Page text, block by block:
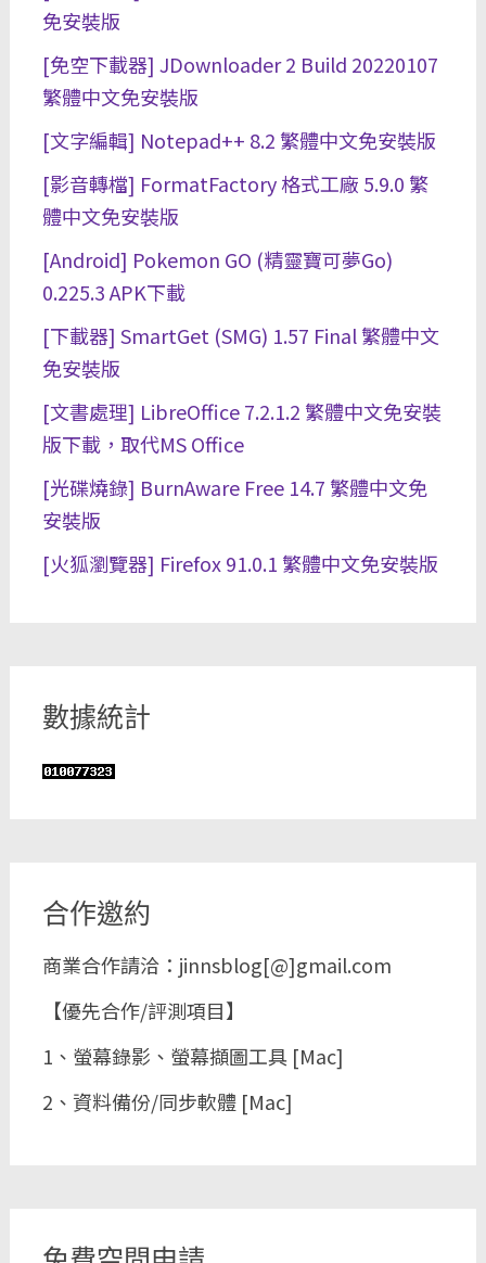
免安裝版
[免空下載器] JDownloader 2 Build 20220107
繁體中文免安裝版
[文字編輯] Notepad++ 8.2 繁體中文免安裝版
[影音轉檔] FormatFactory 格式工廠 5.9.0 繁
體中文免安裝版
[Android] Pokemon GO (精靈寶可夢Go)
0.225.3 APK下載
[下載器] SmartGet (SMG) 1.57 Final 繁體中文
免安裝版
[文書處理] LibreOffice 7.2.1.2 繁體中文免安裝
版下載，取代MS Office
[光碟燒錄] BurnAware Free 14.7 繁體中文免
安裝版
[火狐瀏覽器] Firefox 91.0.1 繁體中文免安裝版
數據統計
合作邀約
商業合作請洽：jinnsblog[@]gmail.com
【優先合作/評測項目】
1、螢幕錄影、螢幕擷圖工具 [Mac]
2、資料備份/同步軟體 [Mac]